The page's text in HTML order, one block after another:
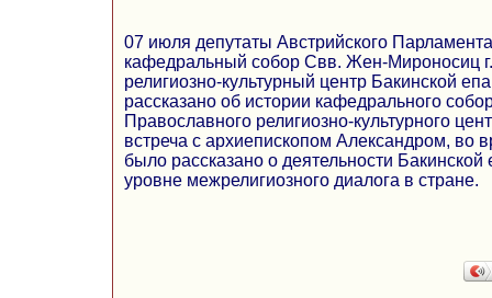
07 июля депутаты Австрийского
кафедральный собор Свв. Жен-Мироносиц
религиозно-культурный центр Бакинской
рассказано об истории кафедрального
Православного религиозно-культурного
встреча с архиепископом Александром, во
было рассказано о деятельности
уровне межрелигиозного диалога в стране.